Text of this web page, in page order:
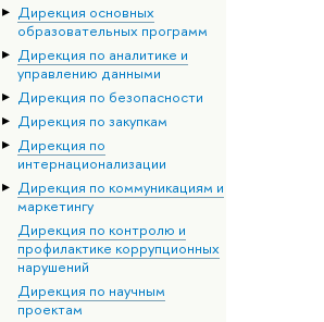
Дирекция основных
образовательных программ
Дирекция по аналитике и
управлению данными
Дирекция по безопасности
Дирекция по закупкам
Дирекция по
интернационализации
Дирекция по коммуникациям и
маркетингу
Дирекция по контролю и
профилактике коррупционных
нарушений
Дирекция по научным
проектам